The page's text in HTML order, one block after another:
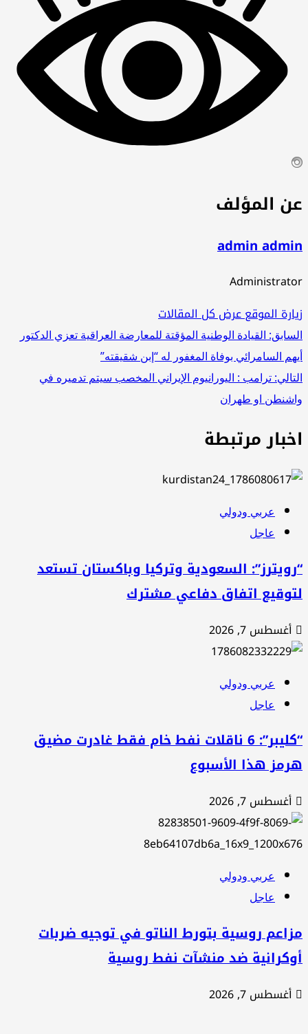
المؤلف
admin
الموقععرض كل المقالات
القيادة الوطنية المؤقتة للمعارضة العراقية تعزي الدكتور
السامرائي بوفاة المغفور له “إبن شقيقته”
ترامب : اليورانيوم الإيراني المخصب سيتم تدميره في
او طهران
مرتبطة
عربي ودولي
عاجل
السعودية وتركيا وباكستان تستعد
اتفاق دفاعي مشترك
أغسطس 7, 2026
عربي ودولي
عاجل
“كليبر”: 6 ناقلات نفط خام فقط غادرت مضيق
هذا الأسبوع
أغسطس 7, 2026
عربي ودولي
عاجل
روسية بتورط الناتو في توجيه ضربات
ضد منشآت نفط روسية
أغسطس 7, 2026